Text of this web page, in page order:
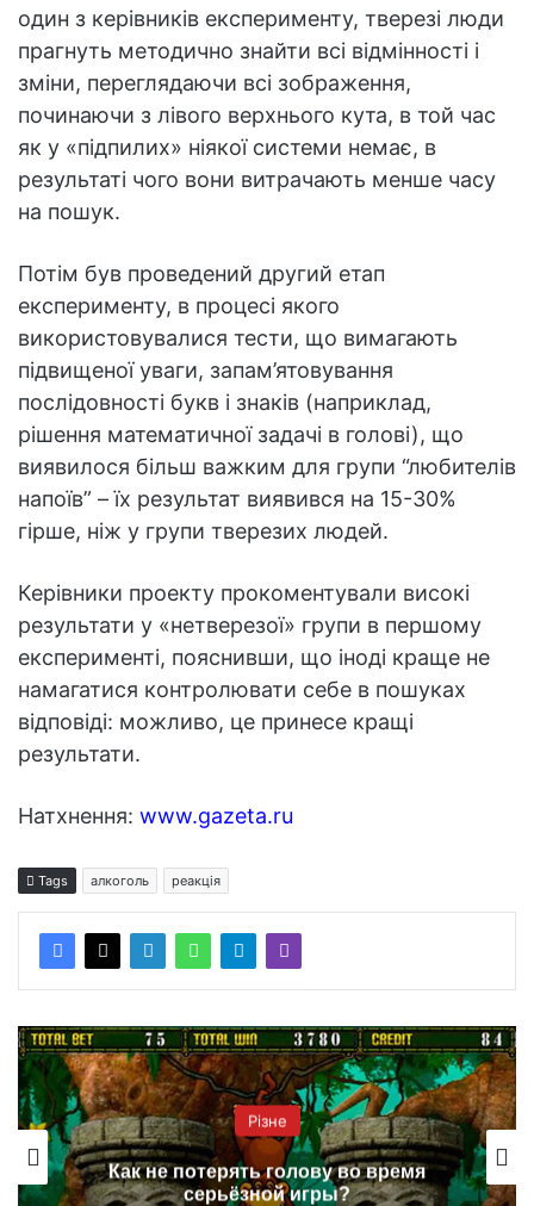
один з керівників експерименту, тверезі люди
прагнуть методично знайти всі відмінності і
зміни, переглядаючи всі зображення,
починаючи з лівого верхнього кута, в той час
як у «підпилих» ніякої системи немає, в
результаті чого вони витрачають менше часу
на пошук.
Потім був проведений другий етап
експерименту, в процесі якого
використовувалися тести, що вимагають
підвищеної уваги, запам’ятовування
послідовності букв і знаків (наприклад,
рішення математичної задачі в голові), що
виявилося більш важким для групи “любителів
напоїв” – їх результат виявився на 15-30%
гірше, ніж у групи тверезих людей.
Керівники проекту прокоментували високі
результати у «нетверезої» групи в першому
експерименті, пояснивши, що іноді краще не
намагатися контролювати себе в пошуках
відповіді: можливо, це принесе кращі
результати.
Натхнення: www.gazeta.ru
Tags алкоголь реакція
Різне
Как не потерять голову во время
серьёзной игры?